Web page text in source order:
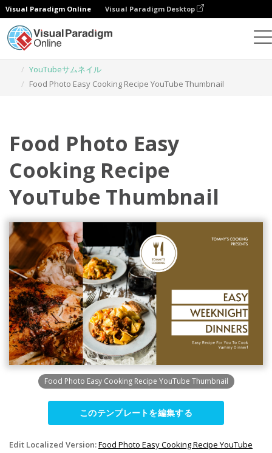
Visual Paradigm Online Visual Paradigm Desktop
YouTubeサムネイル
Food Photo Easy Cooking Recipe YouTube Thumbnail
Food Photo Easy
Cooking Recipe
YouTube Thumbnail
Food Photo Easy Cooking Recipe YouTube Thumbnail
このテンプレートを編集する
Edit Localized Version:Food Photo Easy Cooking Recipe YouTube